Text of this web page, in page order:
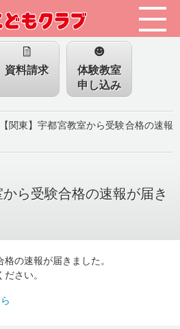
資料請求
体験教室
申し込み
【関東】宇都宮教室から受験合格の速報
から受験合格の速報が届き
の速報が届きました。
さい。